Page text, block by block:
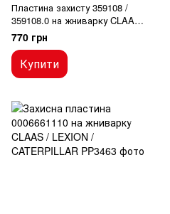
Пластина захисту 359108 /
359108.0 на жниварку CLAAS
MAXFLEX, LEXION MAXFLEX,
CATERPILLAR MAXFLEX
770 грн
Купити